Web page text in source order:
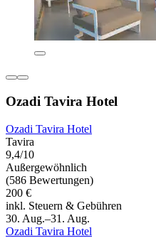
Ozadi Tavira Hotel
Ozadi Tavira Hotel
Tavira
9,4/10
Außergewöhnlich
(586 Bewertungen)
200 €
inkl. Steuern & Gebühren
30. Aug.–31. Aug.
Ozadi Tavira Hotel